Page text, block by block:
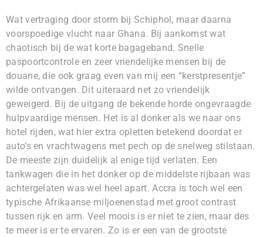
Wat vertraging door storm bij Schiphol, maar daarna
voorspoedige vlucht naar Ghana. Bij aankomst wat
chaotisch bij de wat korte bagageband. Snelle
paspoortcontrole en zeer vriendelijke mensen bij de
douane, die ook graag even van mij een “kerstpresentje”
wilde ontvangen. Dit uiteraard net zo vriendelijk
geweigerd. Bij de uitgang de bekende horde ongevraagde
hulpvaardige mensen. Het is al donker als we naar ons
hotel rijden, wat hier extra opletten betekend doordat er
auto’s en vrachtwagens met pech op de snelweg stilstaan.
De meeste zijn duidelijk al enige tijd verlaten. Een
tankwagen die in het donker op de middelste rijbaan was
achtergelaten was wel heel apart. Accra is toch wel een
typische Afrikaanse miljoenenstad met groot contrast
tussen rijk en arm. Veel moois is er niet te zien, maar des
te meer is er te ervaren. Zo is er een van de grootste